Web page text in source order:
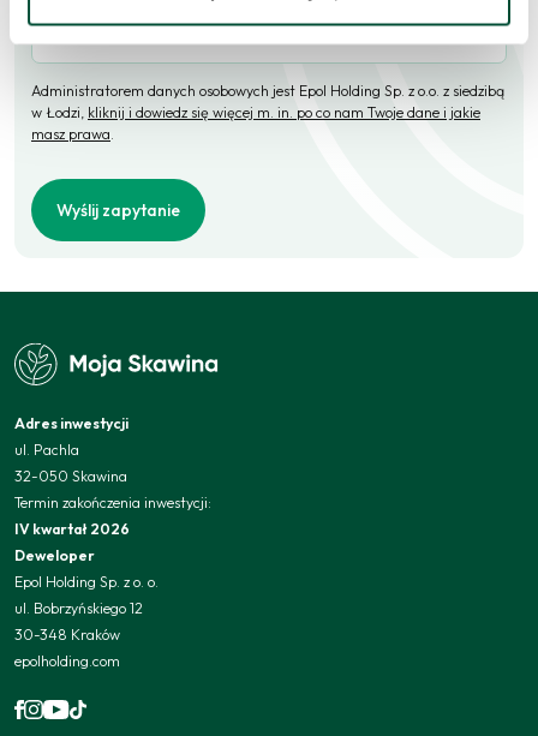
Administratorem danych osobowych jest Epol Holding Sp. z o.o. z siedzibą
w Łodzi, kliknij i dowiedz się więcej m. in. po co nam Twoje dane i jakie
masz prawa.
Wyślij zapytanie
Adres inwestycji
ul. Pachla
32-050 Skawina
Termin zakończenia inwestycji:
IV kwartał 2026
Deweloper
Epol Holding Sp. z o. o.
ul. Bobrzyńskiego 12
30-348 Kraków
epolholding.com